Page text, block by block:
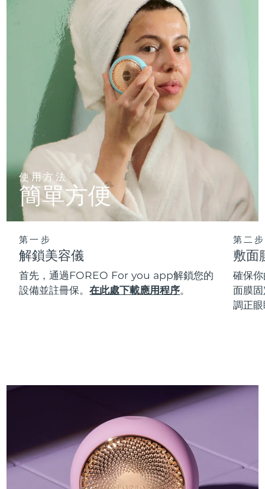
使用方法
簡單方便
第一步
解鎖美容儀
首先，通過FOREO For you app解鎖您的
設備並註冊保。在此處下載應用程序。
第二步
敷面
確保
面膜
調正